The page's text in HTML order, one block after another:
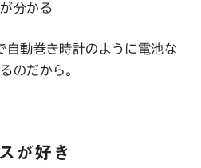
分かる
動巻き時計のように電池な
のだから。
が好き